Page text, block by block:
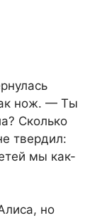
нож. — Ты
Сколько
твердил:
мы как-
но